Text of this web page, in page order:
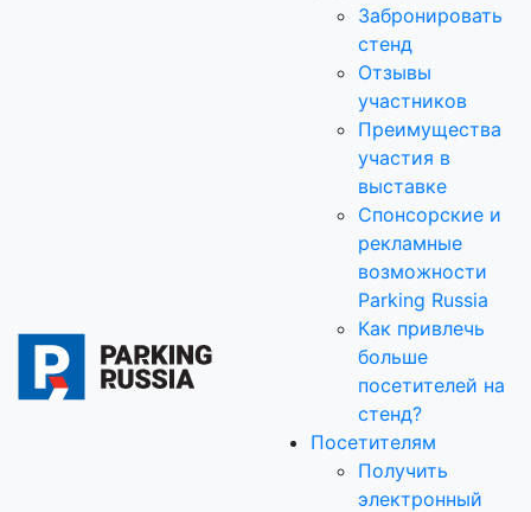
Забронировать
стенд
Отзывы
участников
Преимущества
участия в
выставке
Спонсорские и
рекламные
возможности
Parking Russia
Как привлечь
больше
посетителей на
стенд?
Посетителям
Получить
электронный